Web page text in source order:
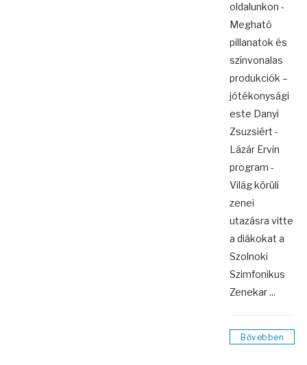
oldalunkon -
Megható
pillanatok és
színvonalas
produkciók –
jótékonysági
este Danyi
Zsuzsiért -
Lázár Ervin
program -
Világ körüli
zenei
utazásra vitte
a diákokat a
Szolnoki
Szimfonikus
Zenekar ...
Bővebben